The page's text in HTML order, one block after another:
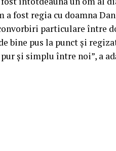
fost regia cu doamna Dan
particulare între
bine pus la punct şi
şi simplu între noi”, a